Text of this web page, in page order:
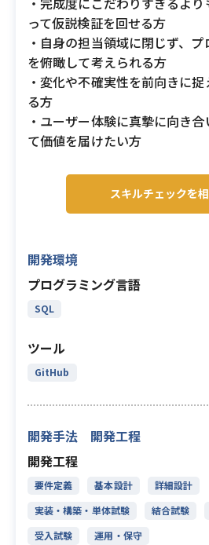
って仮説検証を回せる方
・自身の担当領域に閉じず、
を俯瞰して考えられる方
・変化や不確実性を前向きに
る方
・ユーザー体験に真摯に向き
て価値を届けたい方
スキルチェックを
開発環境
プログラミング言語
SQL
ツール
GitHub
開発手法 開発工程
開発工程
要件定義 基本設計
詳細設計
実装・構築・単体試験
結合試験
受入試験
運用・保守